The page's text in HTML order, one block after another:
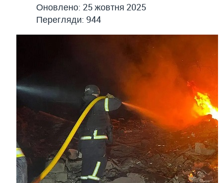
Оновлено: 25 жовтня 2025
Перегляди: 944